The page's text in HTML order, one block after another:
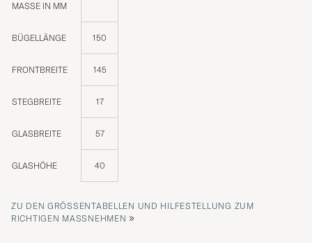
MASSE IN MM
BÜGELLÄNGE 150
FRONTBREITE 145
STEGBREITE 17
GLASBREITE 57
GLASHÖHE 40
ZU DEN GRÖSSENTABELLEN UND HILFESTELLUNG ZUM R
ICHTIGEN MASSNEHMEN
»